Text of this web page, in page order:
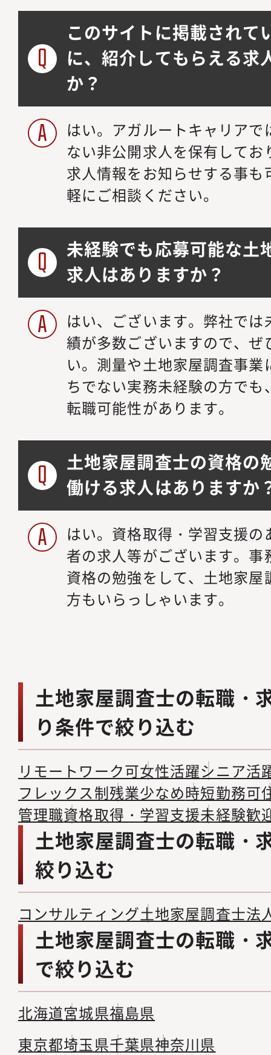
このサイトに掲載されて
に、紹介してもらえる求
か？
はい。アガルートキャリア
ない非公開求人を保有して
求人情報をお知らせする事
軽にご相談ください。
未経験でも応募可能な土
求人はありますか？
はい、ございます。弊社で
績が多数ございますので、
い。測量や土地家屋調査事
ちでない実務未経験の方で
転職可能性があります。
土地家屋調査士の資格の
働ける求人はありますか
はい。資格取得・学習支援
者の求人等がございます。
資格の勉強をして、土地家
方もいらっしゃいます。
土地家屋調査士の転職・
り条件で絞り込む
リモートワーク可女性活躍シニア活
フレックス制残業少なめ時短勤務可
管理職資格取得・学習支援未経験歓
土地家屋調査士の転職・
絞り込む
コンサルティング土地家屋調査士法
土地家屋調査士の転職・
で絞り込む
北海道宮城県福島県
東京都埼玉県千葉県神奈川県